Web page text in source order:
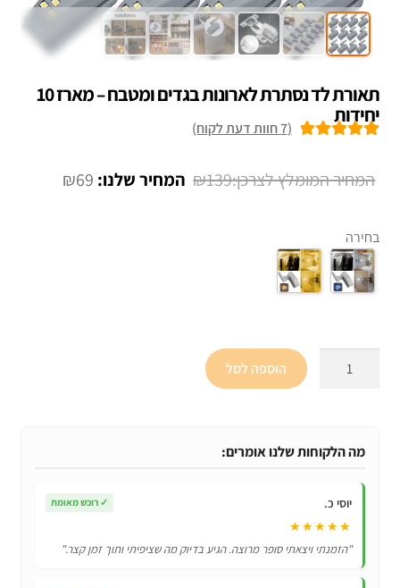
תאורת לד נסתרת לארונות בגדים ומטבח – מארז 10
יחידות
(
7חוות דעת לקוח)
₪139
המחיר
₪69 המחיר
בחירה
נסתרת
בגדים
מארז
הוספה לסל
מה הלקוחות שלנו אומרים:
יוסי כ. ✓ רוכש מאומת
★★★★★
"הזמנתי ויצאתי סופר מרוצה. הגיע בדיוק מה שציפיתי ותוך זמן קצר."